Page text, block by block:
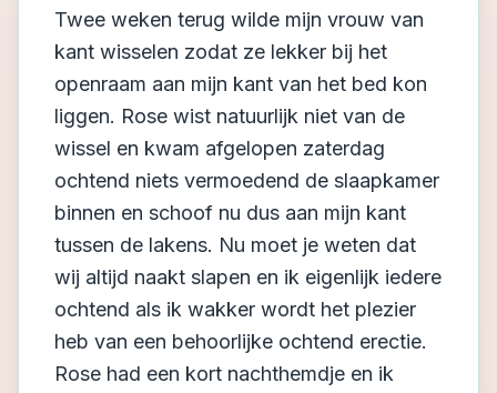
Twee weken terug wilde mijn vrouw van
kant wisselen zodat ze lekker bij het
openraam aan mijn kant van het bed kon
liggen. Rose wist natuurlijk niet van de
wissel en kwam afgelopen zaterdag
ochtend niets vermoedend de slaapkamer
binnen en schoof nu dus aan mijn kant
tussen de lakens. Nu moet je weten dat
wij altijd naakt slapen en ik eigenlijk iedere
ochtend als ik wakker wordt het plezier
heb van een behoorlijke ochtend erectie.
Rose had een kort nachthemdje en ik